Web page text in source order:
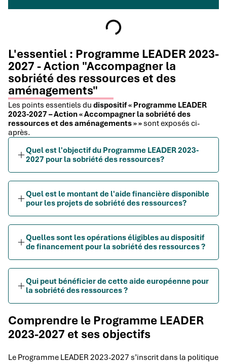
L'essentiel : Programme LEADER 2023-
2027 - Action "Accompagner la
sobriété des ressources et des
aménagements"
Les points essentiels du dispositif « Programme LEADER
2023-2027 – Action « Accompagner la sobriété des
ressources et des aménagements » » sont exposés ci-
après.
Quel est l'objectif du Programme LEADER 2023-
2027 pour la sobriété des ressources?
Quel est le montant de l'aide financière disponible
pour les projets de sobriété des ressources?
Quelles sont les opérations éligibles au dispositif
de financement pour la sobriété des ressources ?
Qui peut bénéficier de cette aide européenne pour
la sobriété des ressources ?
Comprendre le Programme LEADER
2023-2027 et ses objectifs
Le Programme LEADER 2023-2027 s’inscrit dans la politique